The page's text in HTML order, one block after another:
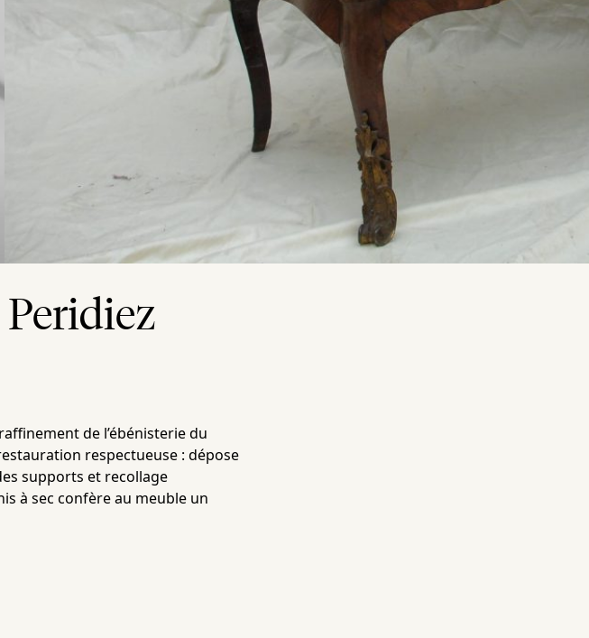
de l’ébénisterie du
respectueuse : dépose
supports et recollage
à sec confère au meuble un